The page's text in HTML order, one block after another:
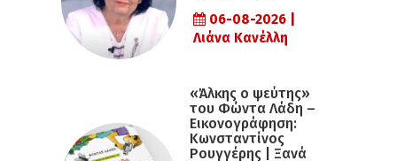
06-08-2026 |
Λιάνα Κανέλλη
«Άλκης ο ψεύτης»
του Φώντα Λάδη –
Εικονογράφηση:
Κωνσταντίνος
Ρουγγέρης | Ξανά